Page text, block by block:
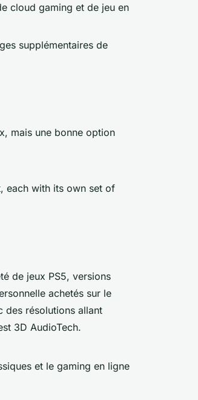
cloud gaming et de jeu en
supplémentaires de
mais une bonne option
each with its own set of
de jeux PS5, versions
achetés sur le
des résolutions allant
3D AudioTech.
et le gaming en ligne